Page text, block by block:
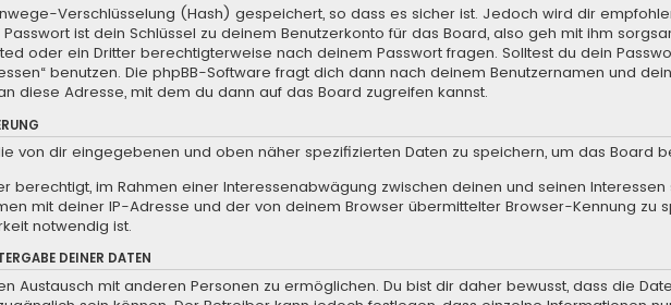
Verschlüsselung (Hash) gespeichert, so dass es sicher ist. Jedoch wird dir
ist dein Schlüssel zu deinem Benutzerkonto für das Board, also geh mit ihm
oder ein Dritter berechtigterweise nach deinem Passwort fragen. Solltest du dein
benutzen. Die phpBB-Software fragt dich dann nach deinem Benutzernamen und
diese Adresse, mit dem du dann auf das Board zugreifen kannst.
von dir eingegebenen und oben näher spezifizierten Daten zu speichern, um das Board
berechtigt, im Rahmen einer Interessenabwägung zwischen deinen und seinen
mit deiner IP-Adresse und der von deinem Browser übermittelter Browser-Kennung zu
notwendig ist.
DEINER DATEN
Austausch mit anderen Personen zu ermöglichen. Du bist dir daher bewusst, dass die